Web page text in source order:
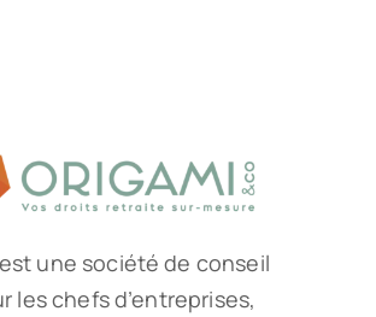
une société de conseil
les chefs d’entreprises,